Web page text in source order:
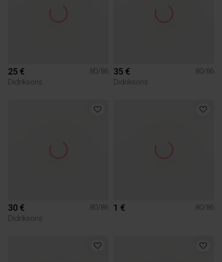
25 €
80/86
Didriksons
35 €
80/86
Didriksons
30 €
80/86
Didriksons
1 € 80/86